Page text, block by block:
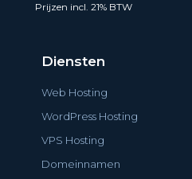
Prijzen incl. 21% BTW
Diensten
Web Hosting
WordPress Hosting
VPS Hosting
Domeinnamen